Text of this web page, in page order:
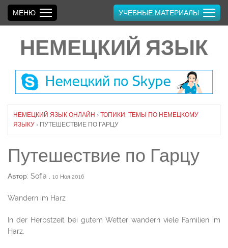
НЕМЕЦКИЙ ЯЗЫК
МЕНЮ УЧЕБНЫЕ МАТЕРИАЛЫ
НЕМЕЦКИЙ ЯЗЫК ОНЛАЙН › ТОПИКИ, ТЕМЫ ПО НЕМЕЦКОМУ
ЯЗЫКУ › ПУТЕШЕСТВИЕ ПО ГАРЦУ
Путешествие по Гарцу
Автор: Sofia , 10 Ноя 2016
Wandern im Harz
In der Herbstzeit bei gutem Wetter wandern viele Familien im
Harz.